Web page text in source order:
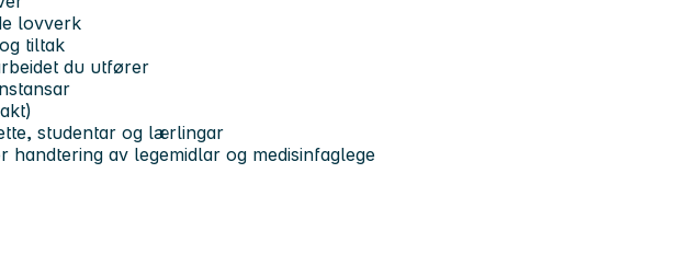
lovverk
tiltak
du utfører
studentar og lærlingar
av legemidlar og medisinfaglege